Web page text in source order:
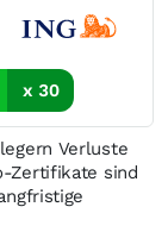
x 30
Verluste
Zertifikate sind